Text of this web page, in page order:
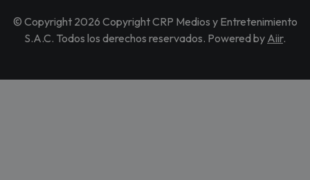
© Copyright 2026 Copyright CRP Medios y Entretenimiento
S.A.C. Todos los derechos reservados. Powered by Aiir.